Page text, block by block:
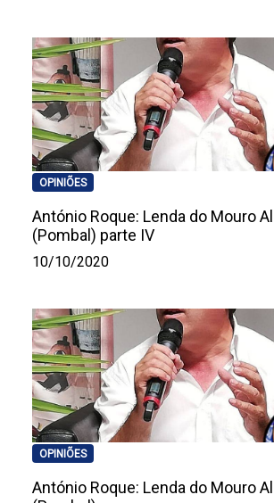
OPINIÕES
António Roque: Lenda do Mouro
(Pombal) parte IV
10/10/2020
OPINIÕES
António Roque: Lenda do Mouro